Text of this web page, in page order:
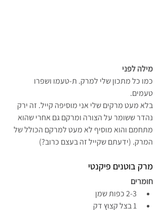
מילה לפני
כמו כל מתכון שלי למרק. ת-טעמו ושפרו
טעמים.
בלא מעט מרקים שלי אני מוסיפה קייל. זה ירק
נהדר ששומר על הצורה ומרקם גם אחרי שהוא
מתחמם והוא מוסיף לא מעט למרקם הכולל של
המרק. (ידעתם שקייל זה בעצם כרוב?)
מרק בוטנים פיקנטי
חומרים
2-3 כפות שמן
1 בצל קצוץ דק